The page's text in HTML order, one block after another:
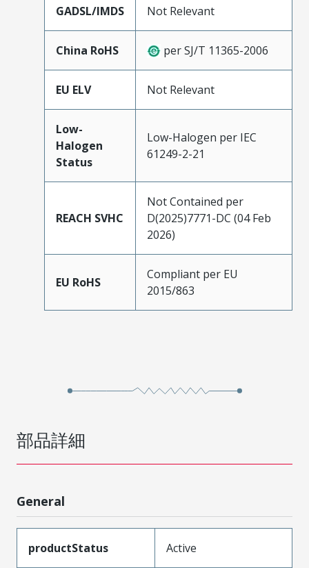
GADSL/IMDS Not Relevant
China RoHS per SJ/T 11365-2006
EU ELV Not Relevant
Low-
Halogen
Status
Low-Halogen per IEC
61249-2-21
REACH SVHC
Not Contained per
D(2025)7771-DC (04 Feb
2026)
EU RoHS
Compliant per EU
2015/863
部品詳細
General
productStatus Active